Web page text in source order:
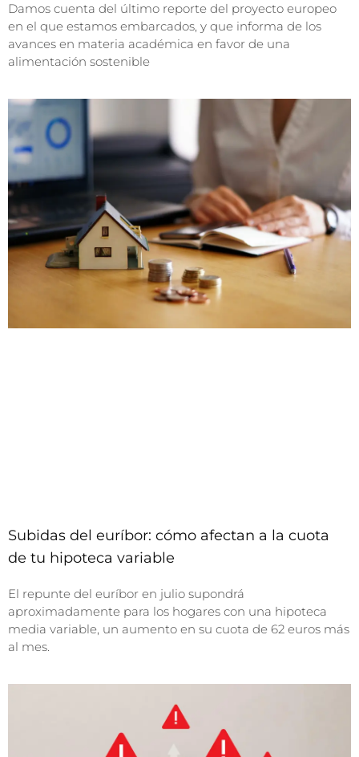
Damos cuenta del último reporte del proyecto europeo
en el que estamos embarcados, y que informa de los
avances en materia académica en favor de una
alimentación sostenible
Subidas del euríbor: cómo afectan a la cuota
de tu hipoteca variable
El repunte del euríbor en julio supondrá
aproximadamente para los hogares con una hipoteca
media variable, un aumento en su cuota de 62 euros más
al mes.